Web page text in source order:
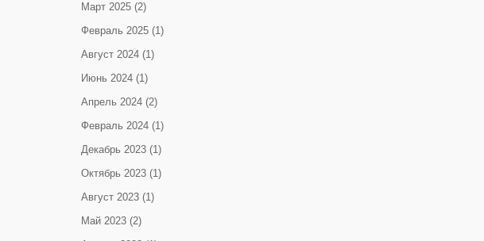
Март 2025 (2)
Февраль 2025 (1)
Август 2024 (1)
Июнь 2024 (1)
Апрель 2024 (2)
Февраль 2024 (1)
Декабрь 2023 (1)
Октябрь 2023 (1)
Август 2023 (1)
Май 2023 (2)